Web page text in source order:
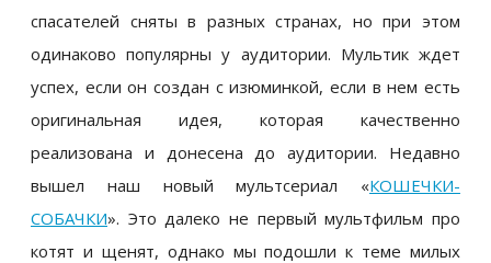
спасателей сняты в разных странах, но при этом
одинаково популярны у аудитории. Мультик ждет
успех, если он создан с изюминкой, если в нем есть
оригинальная идея, которая качественно
реализована и донесена до аудитории. Недавно
вышел наш новый мультсериал «КОШЕЧКИ-
СОБАЧКИ». Это далеко не первый мультфильм про
котят и щенят, однако мы подошли к теме милых